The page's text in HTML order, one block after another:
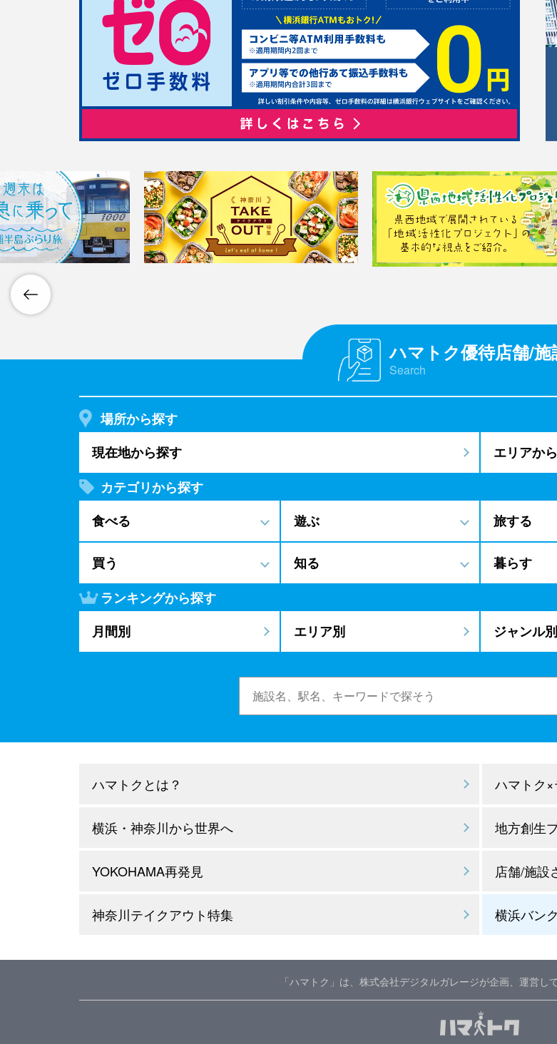
ハマトク優待店舗/施
Search
場所から探す
現在地から探す
エリアか
カテゴリから探す
食べる
遊ぶ 旅する
買う 知る
暮らす
ランキングから探す
月間別
エリア別 ジャンル別
ハマトクとは？ ハマトク
横浜・神奈川から世界へ 地方創生
YOKOHAMA再発見 店舗/施設
神奈川テイクアウト特集 横浜バン
「ハマトク」は、株式会社デジタルガレージが企画、運営し